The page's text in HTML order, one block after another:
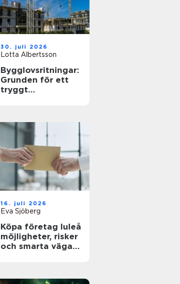
30. juli 2026
Lotta Albertsson
Bygglovsritningar:
Grunden för ett
tryggt
16. juli 2026
Eva Sjöberg
Köpa företag luleå
möjligheter, risker
och smarta vägar